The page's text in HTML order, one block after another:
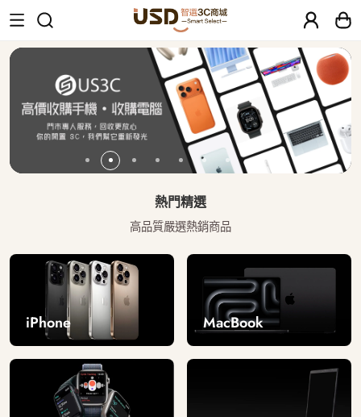
USD 智選二手3C商城｜【30天安心
熱門精選
高品質嚴選熱銷商品
iPhone MacBook